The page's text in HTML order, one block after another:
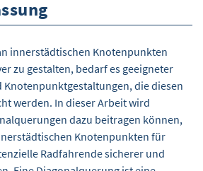
innerstädtischen Knotenpunkten
zu gestalten, bedarf es geeigneter
die diesen
werden. In dieser Arbeit wird
dazu beitragen können,
Knotenpunkten für
Radfahrende sicherer und